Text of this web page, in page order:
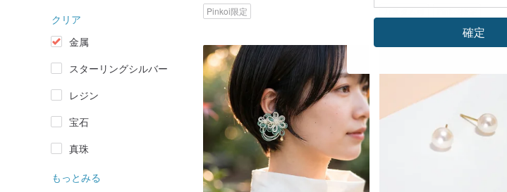
クリア
金属
スターリングシルバー
レジン
宝石
真珠
もっとみる
Pinkoi限定 カスタム可 Pinkoi限定
確定